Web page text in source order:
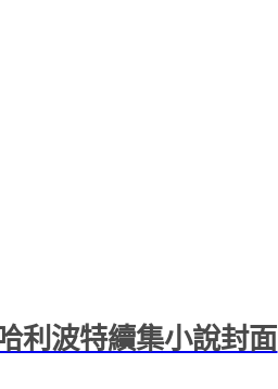
利波特續集小說封面